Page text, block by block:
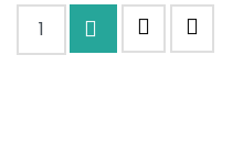
In den WarenkorbMERKLISTE